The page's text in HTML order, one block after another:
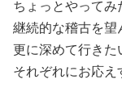
ちょっとやってみ
継続的な稽古を望
更に深めて行きた
それぞれにお応え